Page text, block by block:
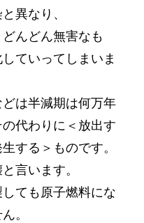
異なり、
んどん無害なも
ていってしまいま
は半減期は何万年
代わりに＜放出す
する＞ものです。
言います。
ても原子燃料にな
。